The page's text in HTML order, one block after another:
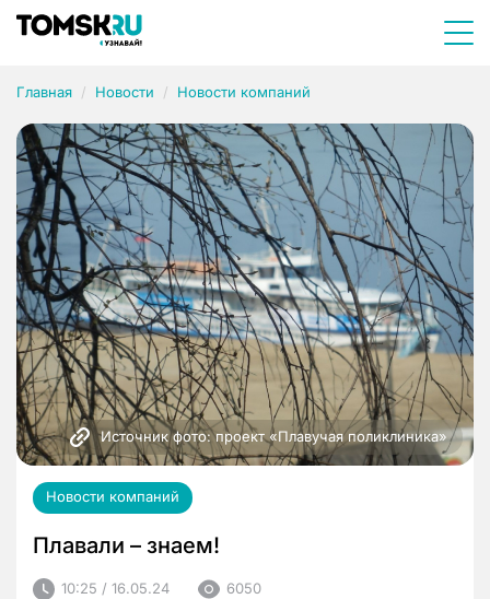
Главная Новости Новости компаний
Источник фото: проект «Плавучая поликлиника»
Новости компаний
Плавали – знаем!
10:25 / 16.05.24 6050